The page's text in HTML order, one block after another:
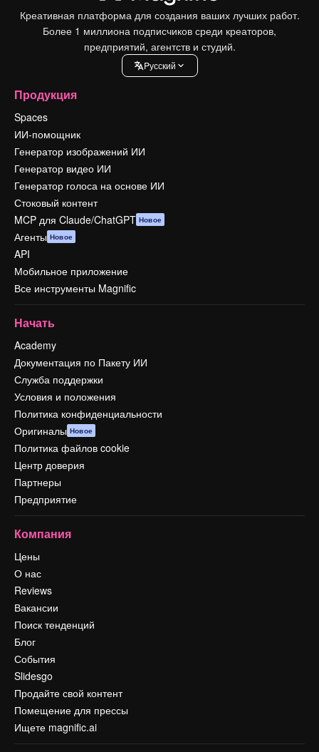
Креативная платформа для создания ваших лучших работ.
Более 1 миллиона подписчиков среди креаторов,
предприятий, агентств и студий.
Pусский
Продукция
Spaces
ИИ-помощник
Генератор изображений ИИ
Генератор видео ИИ
Генератор голоса на основе ИИ
Стоковый контент
MCP для Claude/ChatGPT Новое
Агенты Новое
API
Мобильное приложение
Все инструменты Magnific
Начать
Academy
Документация по Пакету ИИ
Служба поддержки
Условия и положения
Политика конфиденциальности
Оригиналы Новое
Политика файлов cookie
Центр доверия
Партнеры
Предприятие
Компания
Цены
О нас
Reviews
Вакансии
Поиск тенденций
Блог
События
Slidesgo
Продайте свой контент
Помещение для прессы
Ищете magnific.ai